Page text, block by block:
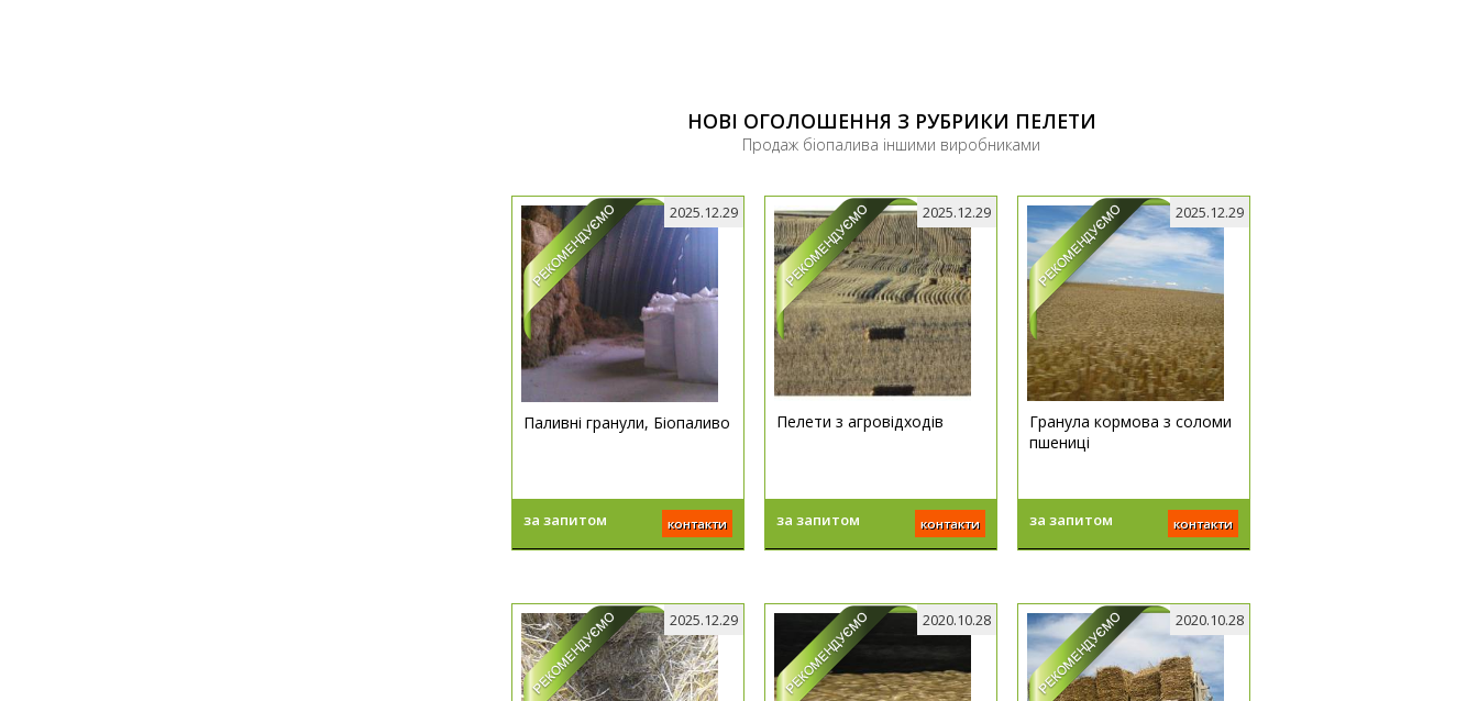
НОВІ ОГОЛОШЕННЯ З РУБРИКИ ПЕЛЕТИ
Продаж біопалива іншими виробниками
Паливні гранули, Біопаливо
за запитом контакти
2025.12.29
Пелети з агровідходів
за запитом контакти
2025.12.29
Гранула кормова з соломи
пшениці
за запитом контакти
2025.12.29
2025.12.29 2020.10.28 2020.10.28